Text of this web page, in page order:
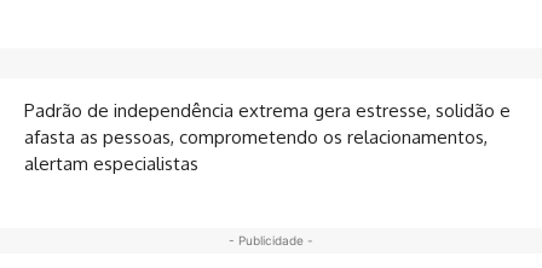
Padrão de independência extrema gera estresse, solidão e
afasta as pessoas, comprometendo os relacionamentos,
alertam especialistas
- Publicidade -